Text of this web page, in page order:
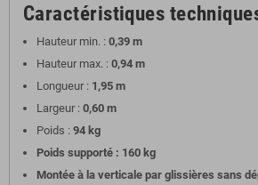
Caractéristiques
Hauteur min. : 0,39 m
Hauteur max. : 0,94 m
Longueur : 1,95 m
Largeur : 0,60 m
Poids : 94 kg
Poids supporté : 160 kg
Montée à la verticale par glissières sans